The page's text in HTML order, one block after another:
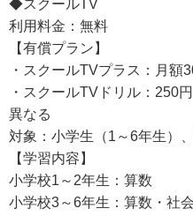
◆スクールTV
利用料金：無料
【有償プラン】
・スクールTVプラス：月額
・スクールTVドリル：250
異なる
対象：小学生（1～6年生）
【学習内容】
小学校1～2年生：算数
小学校3～6年生：算数・社